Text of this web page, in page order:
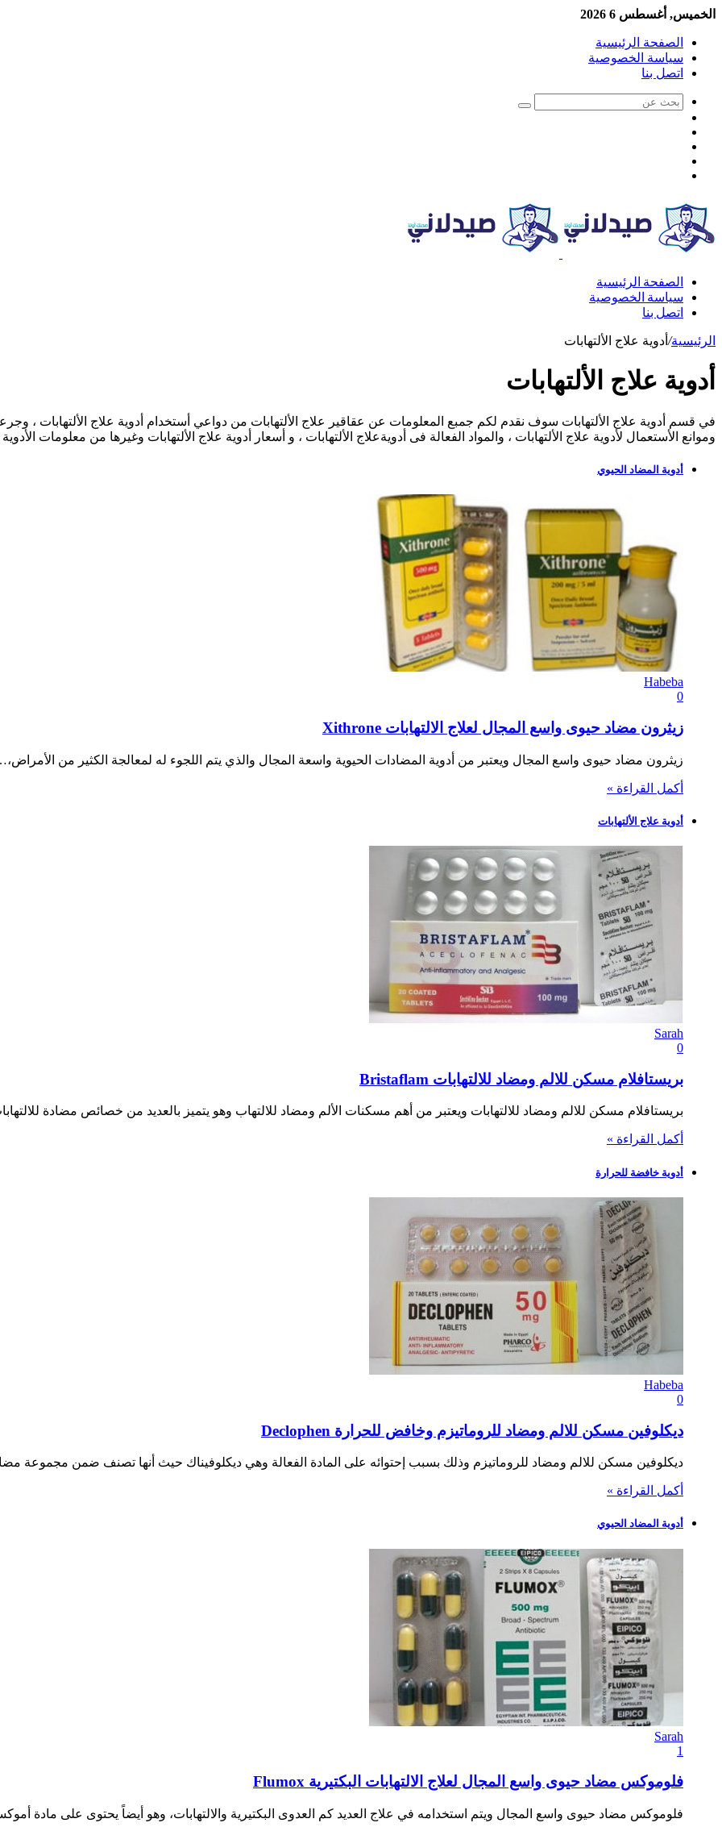
الخميس, أغسطس 6 2026
الصفحة الرئيسية
سياسة الخصوصية
اتصل بنا
الصفحة الرئيسية
سياسة الخصوصية
اتصل بنا
الرئيسية/ أدوية علاج الألتهابات
أدوية علاج الألتهابات
في قسم أدوية علاج الألتهابات سوف نقدم لكم جمبع المعلومات عن عقاقير علاج الألتهابات من دواعي أستخدام أدوية علاج الألتهابات ، وجرعات
وموانع الأستعمال لأدوية علاج الألتهابات ، والمواد الفعالة فى أدويةعلاج الألتهابات ، و أسعار أدوية علاج الألتهابات وغيرها من معلومات
أدوية المضاد الحيوي
Habeba
0
زيثرون مضاد حيوى واسع المجال لعلاج الالتهابات Xithrone
زيثرون مضاد حيوى واسع المجال ويعتبر من أدوية المضادات الحيوية واسعة المجال والذي يتم اللجوء له لمعالجة الكثير من
أكمل القراءة »
أدوية علاج الألتهابات
Sarah
0
بريستافلام مسكن للالم ومضاد للالتهابات Bristaflam
بريستافلام مسكن للالم ومضاد للالتهابات ويعتبر من أهم مسكنات الألم ومضاد للالتهاب وهو يتميز بالعديد من خصائص مضادة
أكمل القراءة »
أدوية خافضة للحرارة
Habeba
0
ديكلوفين مسكن للالم ومضاد للروماتيزم وخافض للحرارة Declophen
ديكلوفين مسكن للالم ومضاد للروماتيزم وذلك بسبب إحتوائه على المادة الفعالة وهي ديكلوفيناك حيث أنها تصنف ضمن مجموعة
أكمل القراءة »
أدوية المضاد الحيوي
Sarah
1
فلوموكس مضاد حيوى واسع المجال لعلاج الالتهابات البكتيرية Flumox
فلوموكس مضاد حيوى واسع المجال ويتم استخدامه في علاج العديد كم العدوى البكتيرية والالتهابات، وهو أيضاً يحتوى على مادة